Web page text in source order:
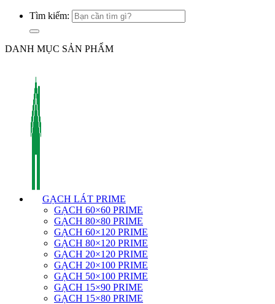
Tìm kiếm:
DANH MỤC SẢN PHẨM
GẠCH LÁT PRIME
GẠCH 60×60 PRIME
GẠCH 80×80 PRIME
GẠCH 60×120 PRIME
GẠCH 80×120 PRIME
GẠCH 20×120 PRIME
GẠCH 20×100 PRIME
GẠCH 50×100 PRIME
GẠCH 15×90 PRIME
GẠCH 15×80 PRIME